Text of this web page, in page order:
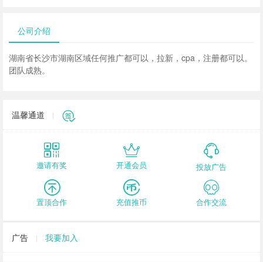
公司介绍
湖南省长沙市湖南区域任何推广都可以，拉新，cpa，注册都可以。
团队成熟。
温馨通道
邀请有奖 开通会员 投放广告
置顶合作 充值推币 合作交流
广告 我要加入